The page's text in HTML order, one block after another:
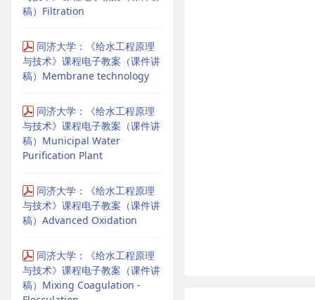
稿）Filtration
同济大学：《给水工程原理
与技术》课程电子教案（课件讲
稿）Membrane technology
同济大学：《给水工程原理
与技术》课程电子教案（课件讲
稿）Municipal Water
Purification Plant
同济大学：《给水工程原理
与技术》课程电子教案（课件讲
稿）Advanced Oxidation
同济大学：《给水工程原理
与技术》课程电子教案（课件讲
稿）Mixing Coagulation -